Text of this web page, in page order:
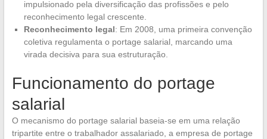
impulsionado pela diversificação das profissões e pelo
reconhecimento legal crescente.
Reconhecimento legal: Em 2008, uma primeira convenção
coletiva regulamenta o portage salarial, marcando uma
virada decisiva para sua estruturação.
Funcionamento do portage
salarial
O mecanismo do portage salarial baseia-se em uma relação
tripartite entre o trabalhador assalariado, a empresa de portage